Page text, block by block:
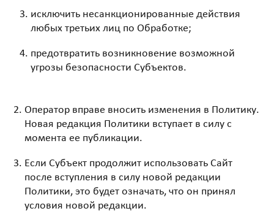
исключить несанкционированные действия
любых третьих лиц по Обработке;
предотвратить возникновение возможной
угрозы безопасности Субъектов.
Оператор вправе вносить изменения в Политику.
Новая редакция Политики вступает в силу с
момента ее публикации.
Если Субъект продолжит использовать Сайт
после вступления в силу новой редакции
Политики, это будет означать, что он принял
условия новой редакции.